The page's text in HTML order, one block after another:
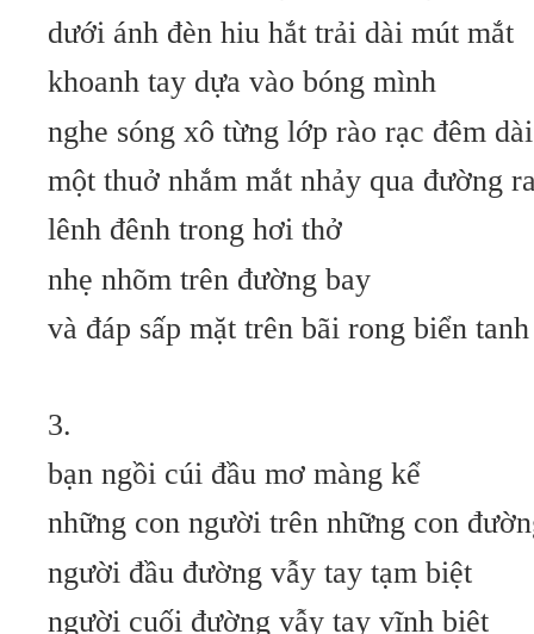
dưới ánh đèn hiu hắt trải dài mút mắt
khoanh tay dựa vào bóng mình
nghe sóng xô từng lớp rào rạc đêm dài
một thuở nhắm mắt nhảy qua đường
lênh đênh trong hơi thở
nhẹ nhõm trên đường bay
và đáp sấp mặt trên bãi rong biển
3.
bạn ngồi cúi đầu mơ màng kể
những con người trên những con
người đầu đường vẫy tay tạm biệt
người cuối đường vẫy tay vĩnh biệt